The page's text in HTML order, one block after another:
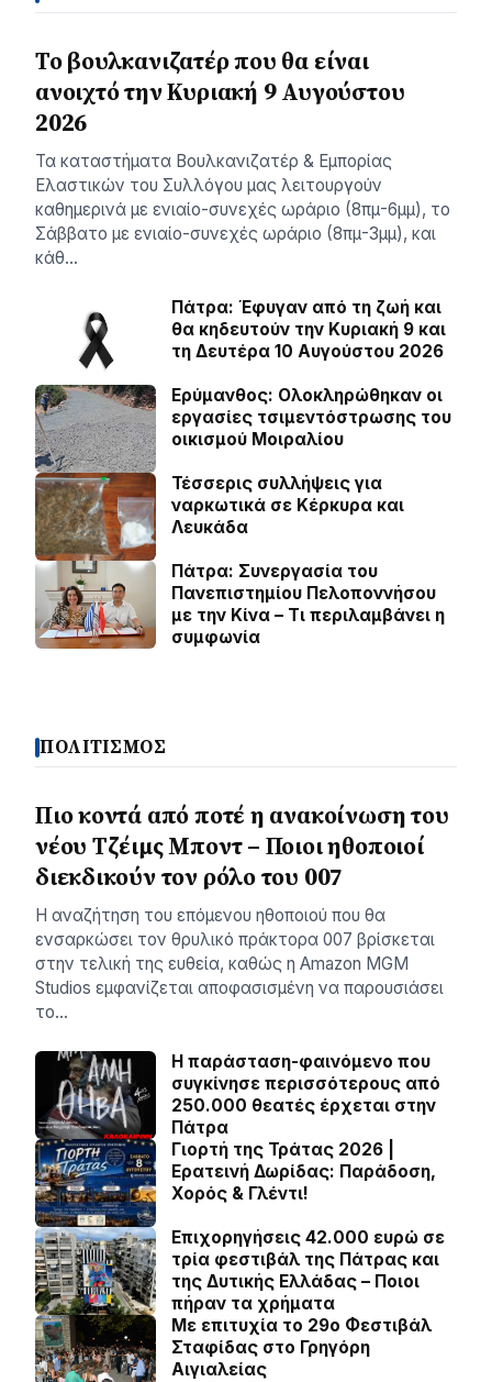
Το βουλκανιζατέρ που θα είναι
ανοιχτό την Κυριακή 9 Αυγούστου
2026
Τα καταστήματα Βουλκανιζατέρ & Εμπορίας
Ελαστικών του Συλλόγου μας λειτουργούν
καθημερινά με ενιαίο-συνεχές ωράριο (8πμ-6μμ), το
Σάββατο με ενιαίο-συνεχές ωράριο (8πμ-3μμ), και
κάθ…
Πάτρα: Έφυγαν από τη ζωή και
θα κηδευτούν την Κυριακή 9 και
τη Δευτέρα 10 Αυγούστου 2026
Ερύμανθος: Ολοκληρώθηκαν οι
εργασίες τσιμεντόστρωσης του
οικισμού Μοιραλίου
Τέσσερις συλλήψεις για
ναρκωτικά σε Κέρκυρα και
Λευκάδα
Πάτρα: Συνεργασία του
Πανεπιστημίου Πελοποννήσου
με την Κίνα – Τι περιλαμβάνει η
συμφωνία
ΠΟΛΙΤΙΣΜΟΣ
Πιο κοντά από ποτέ η ανακοίνωση του
νέου Τζέιμς Μποντ – Ποιοι ηθοποιοί
διεκδικούν τον ρόλο του 007
Η αναζήτηση του επόμενου ηθοποιού που θα
ενσαρκώσει τον θρυλικό πράκτορα 007 βρίσκεται
στην τελική της ευθεία, καθώς η Amazon MGM
Studios εμφανίζεται αποφασισμένη να παρουσιάσει
το…
Η παράσταση-φαινόμενο που
συγκίνησε περισσότερους από
250.000 θεατές έρχεται στην
Πάτρα
Γιορτή της Τράτας 2026 |
Ερατεινή Δωρίδας: Παράδοση,
Χορός & Γλέντι!
Επιχορηγήσεις 42.000 ευρώ σε
τρία φεστιβάλ της Πάτρας και
της Δυτικής Ελλάδας – Ποιοι
πήραν τα χρήματα
Με επιτυχία το 29ο Φεστιβάλ
Σταφίδας στο Γρηγόρη
Aιγιαλείας